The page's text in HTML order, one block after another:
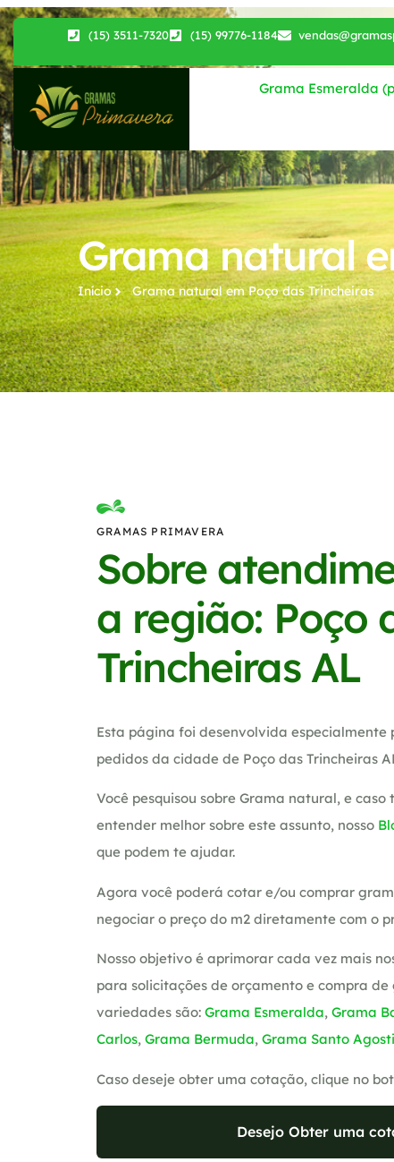
(15) 3511-7320 (15) 99776-1184
Grama Esmeralda
Grama natural
Início Grama natural​ em Poço das Trincheiras
GRAMAS PRIMAVERA
Sobre
a região: Poço
Trincheiras AL
Esta página foi desenvolvida especialmente
pedidos da cidade de Poço das Trincheiras
Você pesquisou sobre Grama natural, e caso
entender melhor sobre este assunto, nosso
que podem te ajudar.
Agora você poderá cotar e/ou comprar
negociar o preço do m2 diretamente com o
Nosso objetivo é aprimorar cada vez mais
para solicitações de orçamento e compra de
variedades são: Grama Esmeralda, Grama
Carlos, Grama Bermuda, Grama Santo
Caso deseje obter uma cotação, clique no
Desejo Obter uma